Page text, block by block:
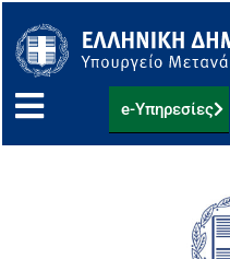
στο
περιεχόμενο
e-Υπηρεσίες